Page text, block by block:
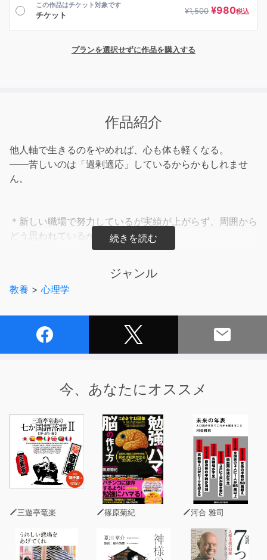
この作品はチケット対象です
チケット ¥1,500 ¥980税込
プランを選択せずに作品を購入する
作品紹介
他人軸で生きるのをやめれば、心も体も軽くなる。
――苦しいのは「過剰適応」しているからかもしれませ
ん。
＊新しい職場で努力しているが実績が上がらず、周囲から
どう思われているか気になる
＊人手不足の部署の管理職として、睡眠を削って働いて目
＊相当無理をしてがんばっているのに、上司が認めてくれ
ないのが不満だ
……思い当たるかたは、ぜひお読みください。
常に緊張や焦燥、不安を感じ、心身の不調に陥って休職に
本書は過剰適応について解説し、自分の状態に気づき、そ
れを解決していく方法を提案するものです。
職場の健康管理やメンタルヘルス支援に従事する専門家
（公認心理師、臨床心理士、産業医）が、さまざまな角度
から、わかりやすく執筆しています。
ジャンル
教養 > 心理学
今、あなたにオススメ
三遊亭竜楽 篠原菊紀 河合 雅司